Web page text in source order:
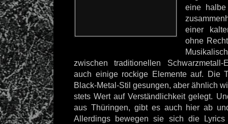
eine
einer
ohne
zwischen traditionellen
auch einige rockige Elemente auf. Die
Black-Metal-Stil gesungen, aber ähnlich
stets Wert auf Verständlichkeit gelegt.
aus Thüringen, gibt es auch hier ab
Allerdings bewegen sie sich die